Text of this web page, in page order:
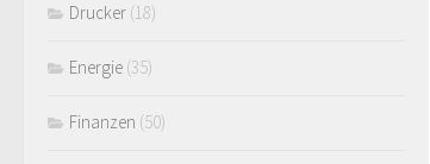
Drucker (18)
Energie (35)
Finanzen (50)